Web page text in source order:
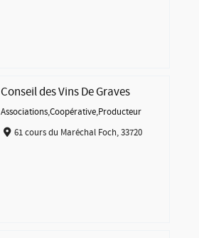
Conseil des Vins De Graves
Associations,Coopérative,Producteur
61 cours du Maréchal Foch, 33720